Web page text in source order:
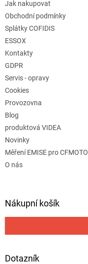
Jak nakupovat
Obchodní podmínky
Splátky COFIDIS
ESSOX
Kontakty
GDPR
Servis - opravy
Cookies
Provozovna
Blog
produktová VIDEA
Novinky
Měření EMISE pro CFMOTO
O nás
Nákupní košík
Dotazník